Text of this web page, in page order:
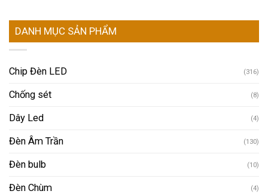
DANH MỤC SẢN PHẨM
Chip Đèn LED (316)
Chống sét (8)
Dây Led (4)
Đèn Âm Trần (130)
Đèn bulb (10)
Đèn Chùm (4)